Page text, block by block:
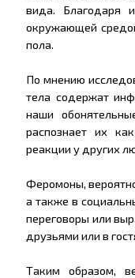
вида. Благодаря
окружающей
пола.
По мнению
тела содержат
наши
распознает их
реакции у других
Феромоны,
а также в
переговоры или
друзьями или в
Таким образом,